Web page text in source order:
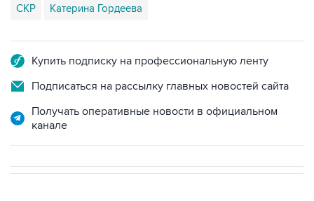
СКР Катерина Гордеева
Купить подписку на профессиональную ленту
Подписаться на рассылку главных новостей сайта
Получать оперативные новости в официальном
канале